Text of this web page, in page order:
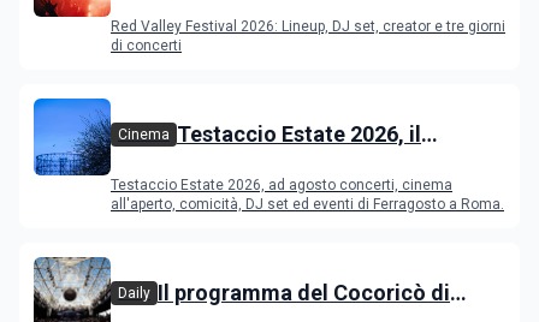
Red Valley Festival 2026: Lineup, DJ set, creator e tre giorni
di concerti
Cinema Testaccio Estate 2026, il
Ferragosto
Testaccio Estate 2026, ad agosto concerti, cinema
all'aperto, comicità, DJ set ed eventi di Ferragosto a Roma.
Daily Il programma del Cocoricò di